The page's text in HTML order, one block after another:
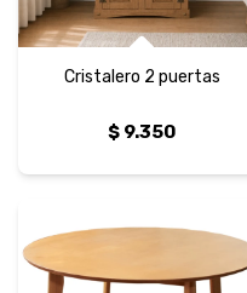
Cristalero 2 puertas
$ 9.350